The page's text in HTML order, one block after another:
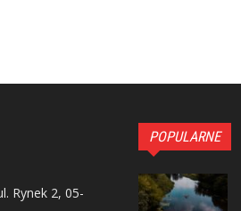
Rynek 2, 05-
POPULARNE